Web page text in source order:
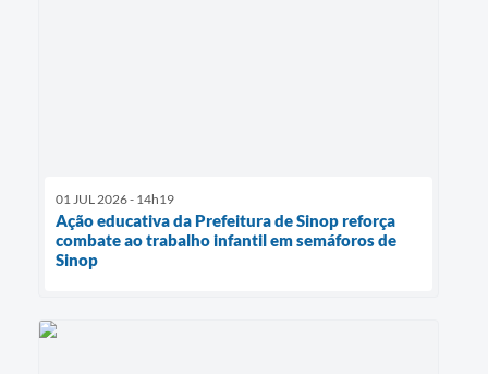
01 JUL 2026 - 14h19
Ação educativa da Prefeitura de Sinop reforça
combate ao trabalho infantil em semáforos de
Sinop